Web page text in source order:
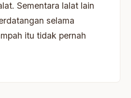
Sementara lalat lain
selama
itu tidak pernah